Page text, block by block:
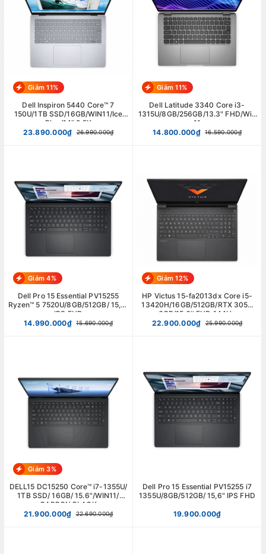
Giảm 11%
Dell Inspiron 5440 Core™ 7
150U/1TB SSD/16GB/WIN11/Ice
Blue/14" 2.5K
23.890.000₫
26.990.000₫
Giảm 11%
Dell Latitude 3340 Core i3-
1315U/8GB/256GB/13.3" FHD/Win
11
14.800.000₫
16.590.000₫
Giảm 4%
Dell Pro 15 Essential PV15255
Ryzen™ 5 7520U/8GB/512GB/ 15,6"
IPS FHD
14.990.000₫
15.690.000₫
Giảm 12%
HP Victus 15-fa2013dx Core i5-
13420H/16GB/512GB/RTX 3050
6GB/15.6'' FHD 144Hz
22.900.000₫
25.990.000₫
Giảm 3%
DELL15 DC15250 Core™ i7-1355U/
1TB SSD/ 16GB/ 15.6"/WIN11/
CARBON BLACK
21.900.000₫
22.690.000₫
Dell Pro 15 Essential PV15255 i7
1355U/8GB/512GB/ 15,6" IPS FHD
19.900.000₫